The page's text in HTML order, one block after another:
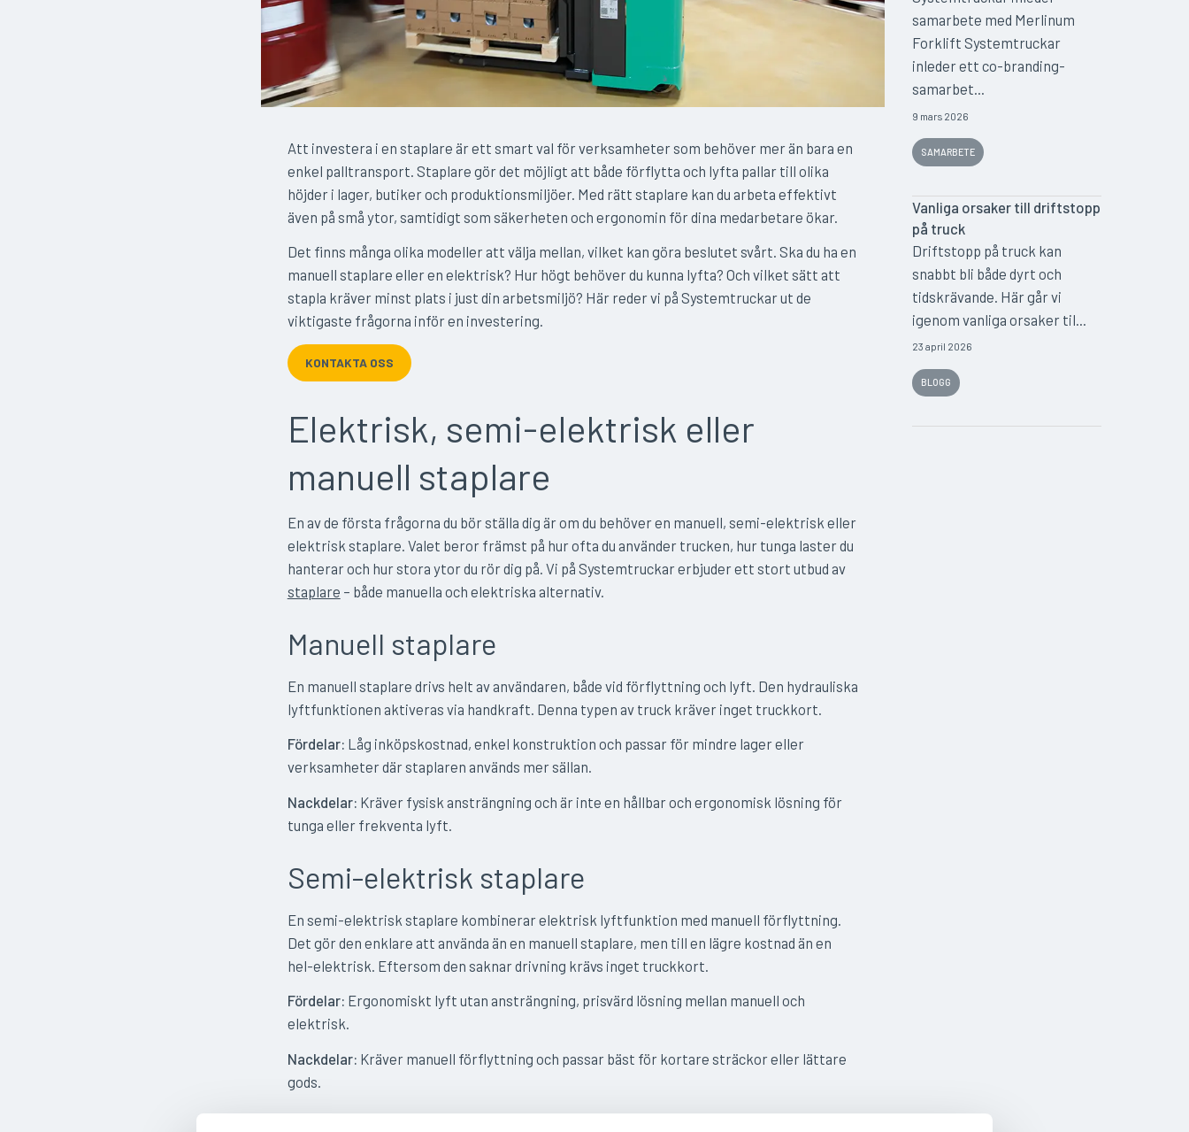
Att investera i en staplare är ett smart val för verksamheter som behöver mer än bara en
enkel palltransport. Staplare gör det möjligt att både förflytta och lyfta pallar till olika
höjder i lager, butiker och produktionsmiljöer. Med rätt staplare kan du arbeta effektivt
även på små ytor, samtidigt som säkerheten och ergonomin för dina medarbetare ökar.
Det finns många olika modeller att välja mellan, vilket kan göra beslutet svårt. Ska du ha en
manuell staplare eller en elektrisk? Hur högt behöver du kunna lyfta? Och vilket sätt att
stapla kräver minst plats i just din arbetsmiljö? Här reder vi på Systemtruckar ut de
viktigaste frågorna inför en investering.
KONTAKTA OSS
Elektrisk, semi-elektrisk eller
manuell staplare
En av de första frågorna du bör ställa dig är om du behöver en manuell, semi-elektrisk eller
elektrisk staplare. Valet beror främst på hur ofta du använder trucken, hur tunga laster du
hanterar och hur stora ytor du rör dig på. Vi på Systemtruckar erbjuder ett stort utbud av
staplare – både manuella och elektriska alternativ.
Manuell staplare
En manuell staplare drivs helt av användaren, både vid förflyttning och lyft. Den hydrauliska
lyftfunktionen aktiveras via handkraft. Denna typen av truck kräver inget truckkort.
Fördelar: Låg inköpskostnad, enkel konstruktion och passar för mindre lager eller
verksamheter där staplaren används mer sällan.
Nackdelar: Kräver fysisk ansträngning och är inte en hållbar och ergonomisk lösning för
tunga eller frekventa lyft.
Semi-elektrisk staplare
En semi-elektrisk staplare kombinerar elektrisk lyftfunktion med manuell förflyttning.
Det gör den enklare att använda än en manuell staplare, men till en lägre kostnad än en
hel-elektrisk. Eftersom den saknar drivning krävs inget truckkort.
Fördelar: Ergonomiskt lyft utan ansträngning, prisvärd lösning mellan manuell och
elektrisk.
Nackdelar: Kräver manuell förflyttning och passar bäst för kortare sträckor eller lättare
gods.
samarbete med Merlinum
Forklift Systemtruckar
inleder ett co-branding-
samarbet...
9 mars 2026
SAMARBETE
Vanliga orsaker till driftstopp
på truck
Driftstopp på truck kan
snabbt bli både dyrt och
tidskrävande. Här går vi
igenom vanliga orsaker til...
23 april 2026
BLOGG